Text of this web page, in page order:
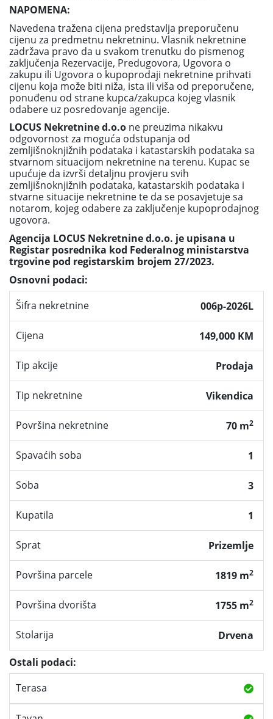
NAPOMENA:
Navedena tražena cijena predstavlja preporučenu
cijenu za predmetnu nekretninu. Vlasnik nekretnine
zadržava pravo da u svakom trenutku do pismenog
zaključenja Rezervacije, Predugovora, Ugovora o
zakupu ili Ugovora o kupoprodaji nekretnine prihvati
cijenu koja može biti niža, ista ili viša od preporučene,
ponuđenu od strane kupca/zakupca kojeg vlasnik
odabere uz posredovanje agencije.
LOCUS Nekretnine d.o.o ne preuzima nikakvu
odgovornost za moguća odstupanja od
zemljišnoknjižnih podataka i katastarskih podataka sa
stvarnom situacijom nekretnine na terenu. Kupac se
upućuje da izvrši detaljnu provjeru svih
zemljišnoknjižnih podataka, katastarskih podataka i
stvarne situacije nekretnine te da se posavjetuje sa
notarom, kojeg odabere za zaključenje kupoprodajnog
ugovora.
Agencija LOCUS Nekretnine d.o.o. je upisana u
Registar posrednika kod Federalnog ministarstva
trgovine pod registarskim brojem 27/2023.
Osnovni podaci:
Šifra nekretnine
006p-2026L
Cijena 149,000 KM
Tip akcije Prodaja
Tip nekretnine Vikendica
Površina nekretnine 70 m2
Spavaćih soba 1
Soba 3
Kupatila 1
Sprat Prizemlje
Površina parcele 1819 m2
Površina dvorišta 1755 m2
Stolarija
Drvena
Ostali podaci:
Terasa